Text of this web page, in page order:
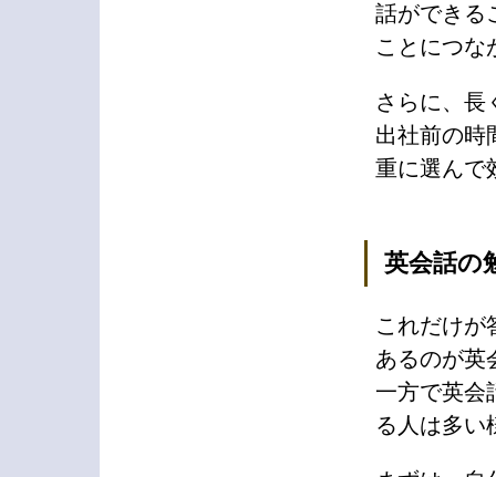
話ができる
ことにつな
さらに、長
出社前の時
重に選んで
英会話の
これだけが
あるのが英
一方で英会
る人は多い